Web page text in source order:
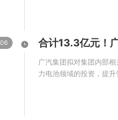
合计13.3亿元！
广汽集团拟对集团内部
力电池领域的投资，提